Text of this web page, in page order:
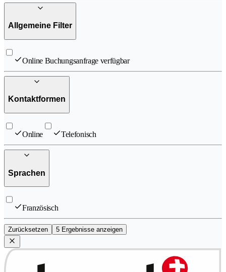
Allgemeine Filter
Online Buchungsanfrage verfügbar
Kontaktformen
Online Telefonisch
Sprachen
Französisch
Zurücksetzen 5 Ergebnisse anzeigen